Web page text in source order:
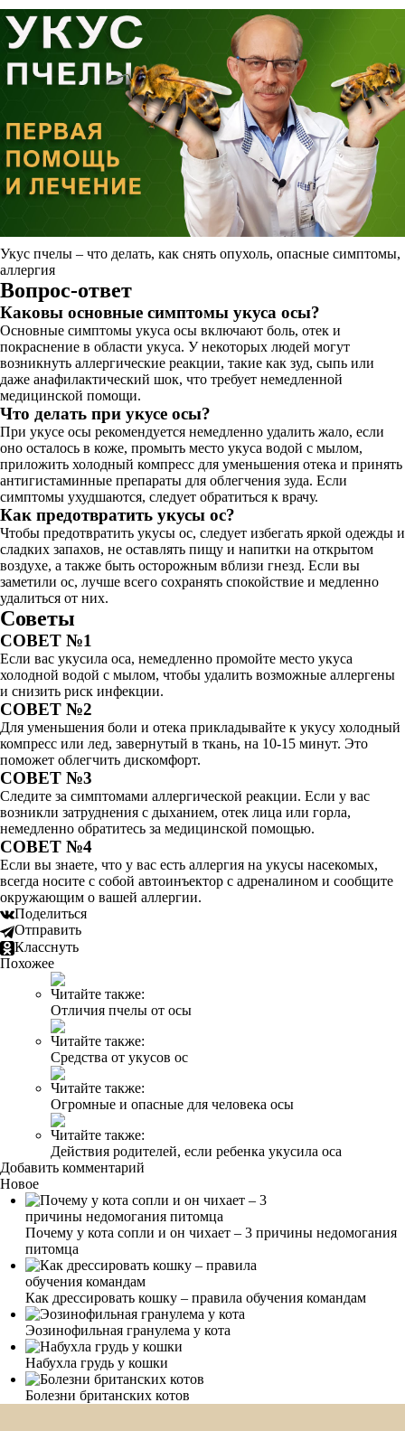
Укус пчелы – что делать, как снять опухоль, опасные симптомы,
аллергия
Вопрос-ответ
Каковы основные симптомы укуса осы?
Основные симптомы укуса осы включают боль, отек и
покраснение в области укуса. У некоторых людей могут
возникнуть аллергические реакции, такие как зуд, сыпь или
даже анафилактический шок, что требует немедленной
медицинской помощи.
Что делать при укусе осы?
При укусе осы рекомендуется немедленно удалить жало, если
оно осталось в коже, промыть место укуса водой с мылом,
приложить холодный компресс для уменьшения отека и принять
антигистаминные препараты для облегчения зуда. Если
симптомы ухудшаются, следует обратиться к врачу.
Как предотвратить укусы ос?
Чтобы предотвратить укусы ос, следует избегать яркой одежды и
сладких запахов, не оставлять пищу и напитки на открытом
воздухе, а также быть осторожным вблизи гнезд. Если вы
заметили ос, лучше всего сохранять спокойствие и медленно
удалиться от них.
Советы
СОВЕТ №1
Если вас укусила оса, немедленно промойте место укуса
холодной водой с мылом, чтобы удалить возможные аллергены
и снизить риск инфекции.
СОВЕТ №2
Для уменьшения боли и отека прикладывайте к укусу холодный
компресс или лед, завернутый в ткань, на 10-15 минут. Это
поможет облегчить дискомфорт.
СОВЕТ №3
Следите за симптомами аллергической реакции. Если у вас
возникли затруднения с дыханием, отек лица или горла,
немедленно обратитесь за медицинской помощью.
СОВЕТ №4
Если вы знаете, что у вас есть аллергия на укусы насекомых,
всегда носите с собой автоинъектор с адреналином и сообщите
окружающим о вашей аллергии.
Поделиться
Отправить
Класснуть
Похожее
Читайте также:
Отличия пчелы от осы
Читайте также:
Средства от укусов ос
Читайте также:
Огромные и опасные для человека осы
Читайте также:
Действия родителей, если ребенка укусила оса
Добавить комментарий
Новое
Почему у кота сопли и он чихает – 3 причины недомогания
питомца
Как дрессировать кошку – правила обучения командам
Эозинофильная гранулема у кота
Набухла грудь у кошки
Болезни британских котов